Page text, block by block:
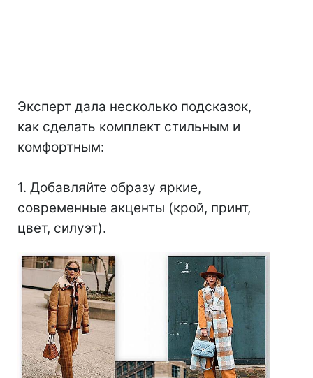
Эксперт дала несколько подсказок,
как сделать комплект стильным и
комфортным:
1. Добавляйте образу яркие,
современные акценты (крой, принт,
цвет, силуэт).